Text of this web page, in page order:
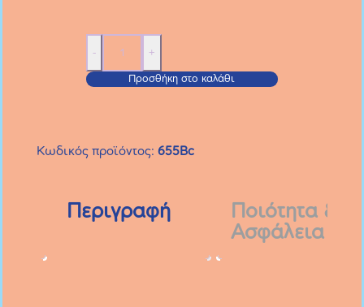
-
ποσότητα
+
Προσθήκη στο καλάθι
Κωδικός προϊόντος: 655Bc
Περιγραφή
Ποιότητα &
Ασφάλεια